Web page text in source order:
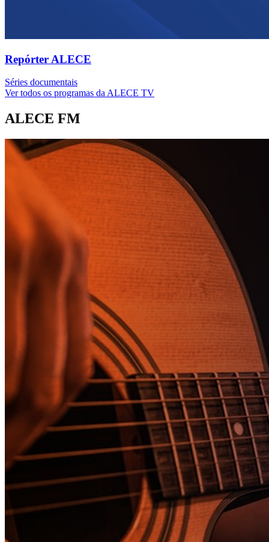
Repórter ALECE
Séries documentais
Ver todos os programas da ALECE TV
ALECE FM